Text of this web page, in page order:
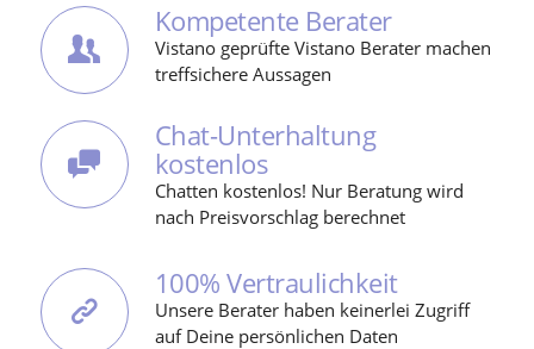
Kompetente Berater
Vistano geprüfte Vistano Berater machen
treffsichere Aussagen
Chat-Unterhaltung
kostenlos
Chatten kostenlos! Nur Beratung wird
nach Preisvorschlag berechnet
100% Vertraulichkeit
Unsere Berater haben keinerlei Zugriff
auf Deine persönlichen Daten